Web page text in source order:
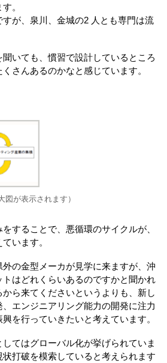
。
が、泉川、金城の2 人とも専門は流
いても、慣習で設計しているところ
さんあるのかなと感じています。
図が表示されます）
することで、悪循環のサイクルが、
います。
の金型メーカが見学に来ますが、沖
はどれくらいあるのですかと聞かれ
ら来てくださいというよりも、新し
エンジニアリング能力の開発に注力
を行っていきたいと考えています。
てはグローバル化が挙げられていま
打破を模索していると考えられます